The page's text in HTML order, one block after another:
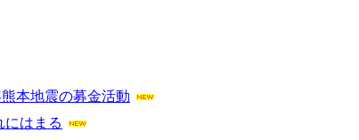
本地震の募金活動
はまる